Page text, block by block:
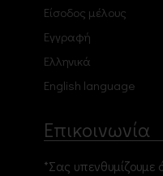
Είσοδος μέλους
Εγγραφή
Ελληνικά
English language
Επικοινωνία
*Σας υπενθυμίζουμε